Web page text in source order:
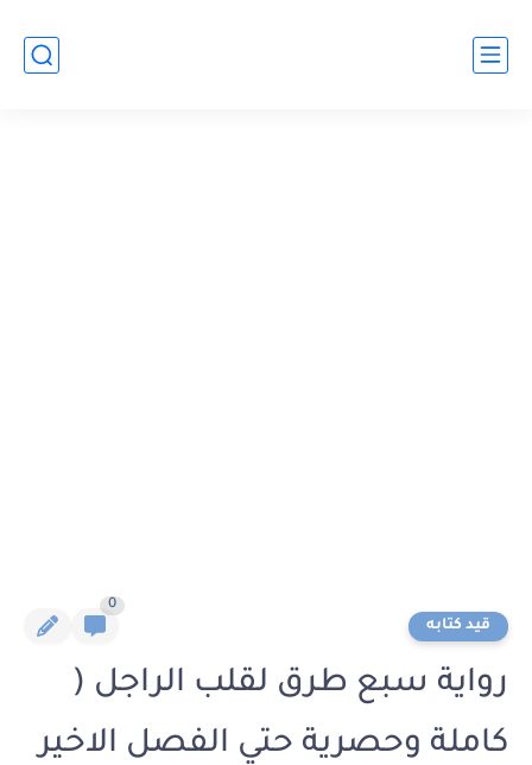
قيد كتابه
0
رواية سبع طرق لقلب الراجل (
كاملة وحصرية حتي الفصل الاخير